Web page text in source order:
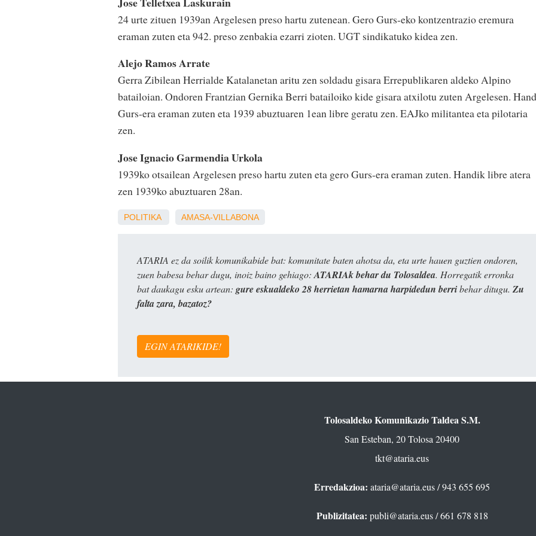
24 urte zituen 1939an Argelesen preso hartu zutenean. Gero Gurs-eko kontzentrazio eremura
eraman zuten eta 942. preso zenbakia ezarri zioten. UGT sindikatuko kidea zen.
Alejo Ramos Arrate
Gerra Zibilean Herrialde Katalanetan aritu zen soldadu gisara Errepublikaren aldeko Alpino
batailoian. Ondoren Frantzian Gernika Berri batailoiko kide gisara atxilotu zuten Argelesen.
Gurs-era eraman zuten eta 1939 abuztuaren 1ean libre geratu zen. EAJko militantea eta pilotaria
zen.
Jose Ignacio Garmendia Urkola
1939ko otsailean Argelesen preso hartu zuten eta gero Gurs-era eraman zuten. Handik libre atera
zen 1939ko abuztuaren 28an.
POLITIKA AMASA-VILLABONA
ATARIA ez da soilik komunikabide bat: komunitate baten ahotsa da, eta urte hauen guztien ondoren,
zuen babesa behar dugu, inoiz baino gehiago: ATARIAk behar du Tolosaldea. Horregatik erronka
bat daukagu esku artean: gure eskualdeko 28 herrietan hamarna harpidedun berribehar ditugu. Zu
falta zara, bazatoz?
EGIN ATARIKIDE!
Tolosaldeko Komunikazio Taldea S.M.
San Esteban, 20 Tolosa 20400
tkt@ataria.eus
Erredakzioa: ataria@ataria.eus/ 943 655 695
Publizitatea: publi@ataria.eus/ 661 678 818